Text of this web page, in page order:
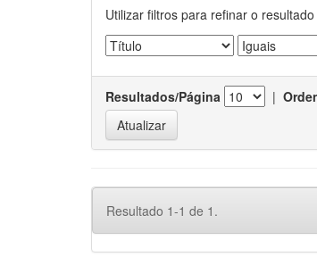
Utilizar filtros para refinar o
Resultados/Página |
Resultado 1-1 de 1.